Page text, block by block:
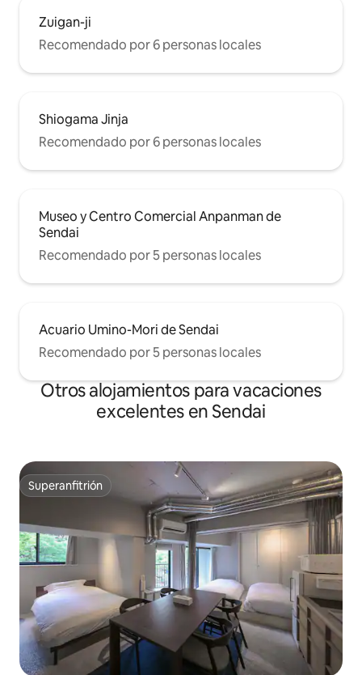
Zuigan-ji
Recomendado por 6 personas locales
Shiogama Jinja
Recomendado por 6 personas locales
Museo y Centro Comercial Anpanman de
Sendai
Recomendado por 5 personas locales
Acuario Umino-Mori de Sendai
Recomendado por 5 personas locales
Otros alojamientos para vacaciones
excelentes en Sendai
Superanfitrión
Superanfitrión